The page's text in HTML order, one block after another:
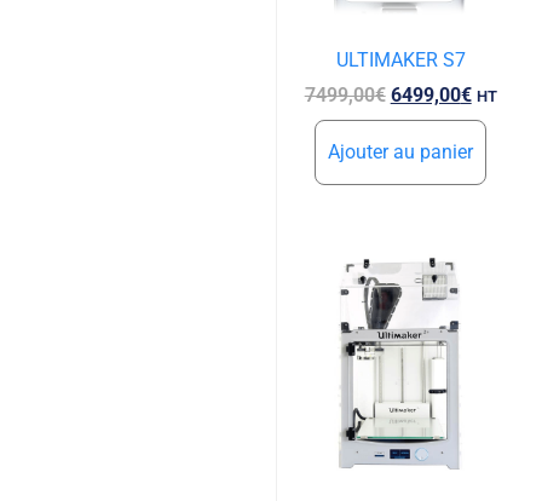
ULTIMAKER S7
7499,00€ 6499,00€ HT
Ajouter au panier